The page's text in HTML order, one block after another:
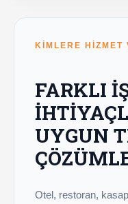
KIMLERE HIZMET
FARKLI
UYGUN
Otel, restoran,